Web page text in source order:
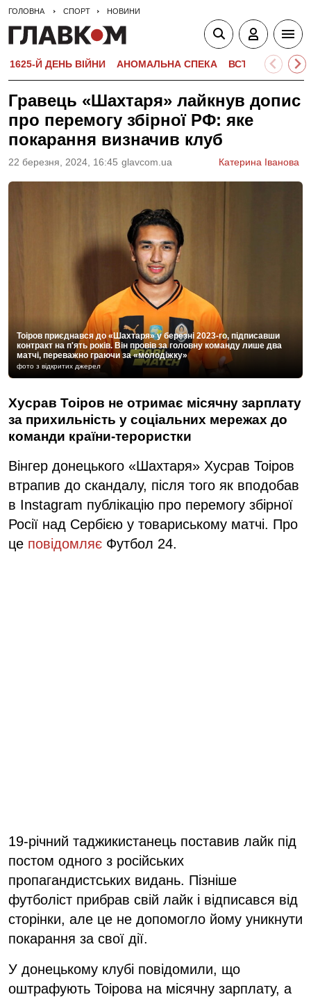
ГОЛОВНА СПОРТ НОВИНИ
1625-Й ДЕНЬ ВІЙНИ АНОМАЛЬНА СПЕКА ВСТУПНА
Гравець «Шахтаря» лайкнув допис
про перемогу збірної РФ: яке
покарання визначив клуб
22 березня, 2024, 16:45 glavcom.ua Катерина Іванова
Тоіров приєднався до «Шахтаря» у березні 2023-го, підписавши
контракт на п'ять років. Він провів за головну команду лише два
матчі, переважно граючи за «молодіжку»
фото з відкритих джерел
Хусрав Тоіров не отримає місячну зарплату
за прихильність у соціальних мережах до
команди країни-терористки
Вінгер донецького «Шахтаря» Хусрав Тоіров
втрапив до скандалу, після того як вподобав
в Instagram публікацію про перемогу збірної
Росії над Сербією у товариському матчі. Про
це повідомляє Футбол 24.
19-річний таджикистанець поставив лайк під
постом одного з російських
пропагандистських видань. Пізніше
футболіст прибрав свій лайк і відписався від
сторінки, але це не допомогло йому уникнути
покарання за свої дії.
У донецькому клубі повідомили, що
оштрафують Тоірова на місячну зарплату, а